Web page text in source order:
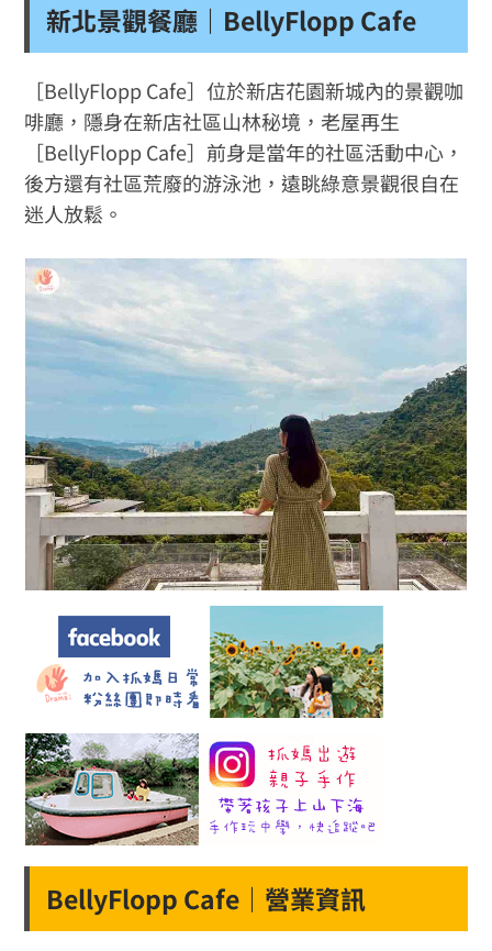
新北景觀餐廳｜BellyFlopp Cafe
［BellyFlopp Cafe］位於新店花園新城內的景觀咖
啡廳，隱身在新店社區山林秘境，老屋再生
［BellyFlopp Cafe］前身是當年的社區活動中心，
後方還有社區荒廢的游泳池，遠眺綠意景觀很自在
迷人放鬆。
BellyFlopp Cafe｜營業資訊